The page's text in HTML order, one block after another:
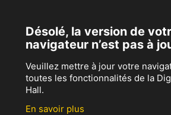
Désolé, la version de
navigateur n’est pas à
Veuillez mettre à jour votre
toutes les fonctionnalités de la
Hall.
En savoir plus